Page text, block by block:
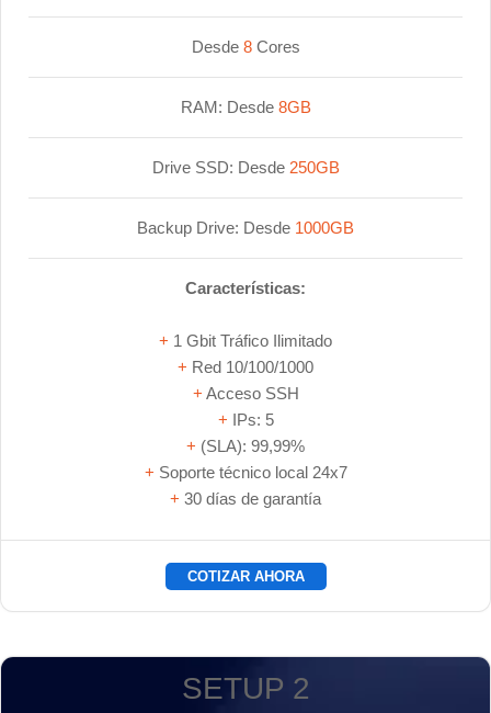
Desde8Cores
RAM: Desde8GB
Drive SSD: Desde250GB
Backup Drive: Desde 1000GB
Características:
+ 1 Gbit Tráfico Ilimitado
+ Red 10/100/1000
+ Acceso SSH
+ IPs: 5
+ (SLA): 99,99%
+ Soporte técnico local 24x7
+ 30 días de garantía
COTIZAR AHORA
SETUP 2